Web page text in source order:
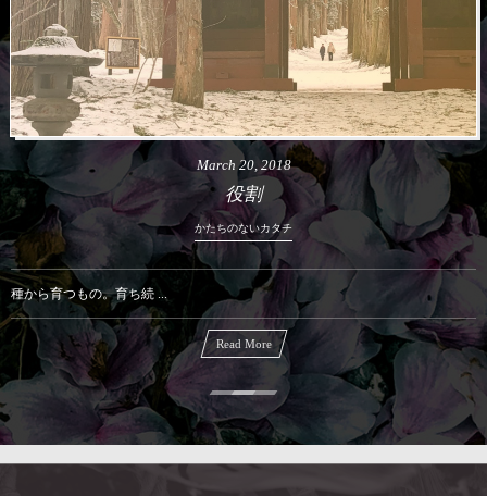
March 20,2018
役割
かたちのないカタチ
種から育つもの。育ち続 ...
Read More